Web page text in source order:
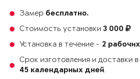
Замер бесплатно.
Стоимость установки 3 000
Установка в течение - 2
Срок изготовления и доставки
45 календарных дней.